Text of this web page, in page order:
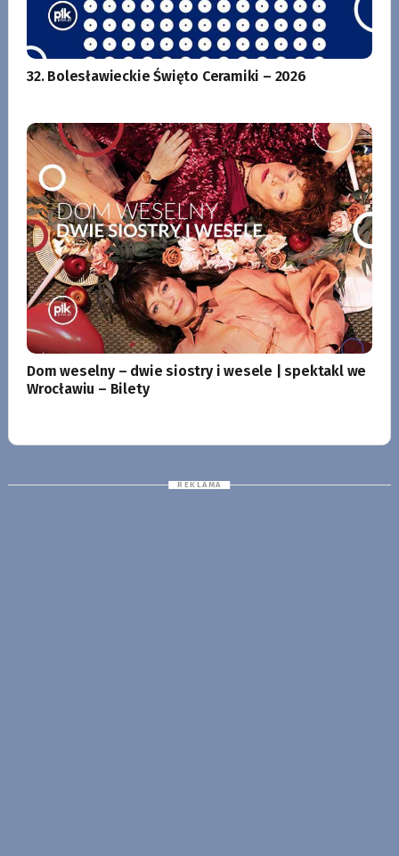
32. Bolesławieckie Święto Ceramiki – 2026
Dom weselny – dwie siostry i wesele | spektakl we
Wrocławiu – Bilety